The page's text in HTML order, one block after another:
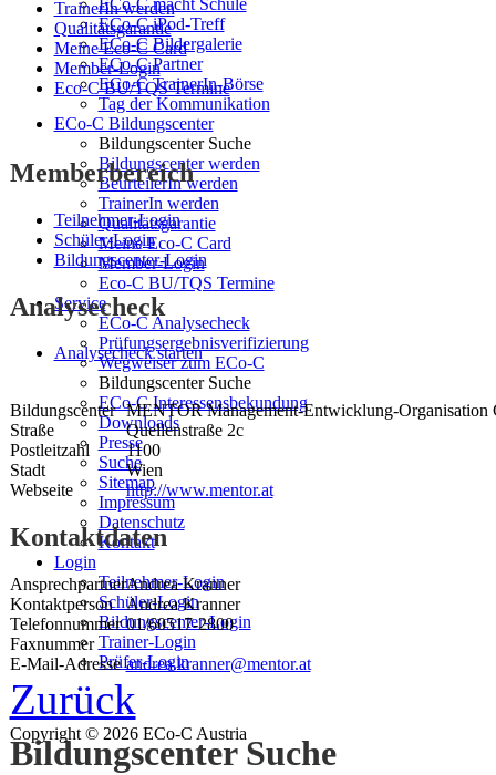
ECo-C macht Schule
ECo-C iPod-Treff
ECo-C Bildergalerie
ECo-C Partner
ECo-C TrainerIn-Börse
Tag der Kommunikation
ECo-C Bildungscenter
Bildungscenter Suche
Bildungscenter werden
BeurteilerIn werden
TrainerIn werden
Qualitätsgarantie
Meine Eco-C Card
Member-Login
Eco-C BU/TQS Termine
Service
ECo-C Analysecheck
Prüfungsergebnisverifizierung
Wegweiser zum ECo-C
Bildungscenter Suche
ECo-C Interessensbekundung
Downloads
Presse
Suche
Sitemap
Impressum
Datenschutz
Kontakt
Login
Teilnehmer-Login
Schüler-Login
Bildungscenter-Login
Trainer-Login
Prüfer-Login
Bildungscenter Suche
TrainerIn werden
Qualitätsgarantie
Meine Eco-C Card
Member-Login
Eco-C BU/TQS Termine
Memberbereich
Teilnehmer-Login
Schüler-Login
Bildungscenter-Login
Analysecheck
Analysecheck starten
Bildungscenter MENTOR Management-Entwicklung-
Straße
Quellenstraße 2c
Postleitzahl
1100
Stadt
Wien
Webseite
http://www.mentor.at
Kontaktdaten
AnsprechpartnerAndrea Kranner
Kontaktperson
Andrea Kranner
Telefonnummer 01/60517-2800
Faxnummer
E-Mail-Adresse andrea.kranner@mentor.at
Zurück
Copyright © 2026 ECo-C Austria